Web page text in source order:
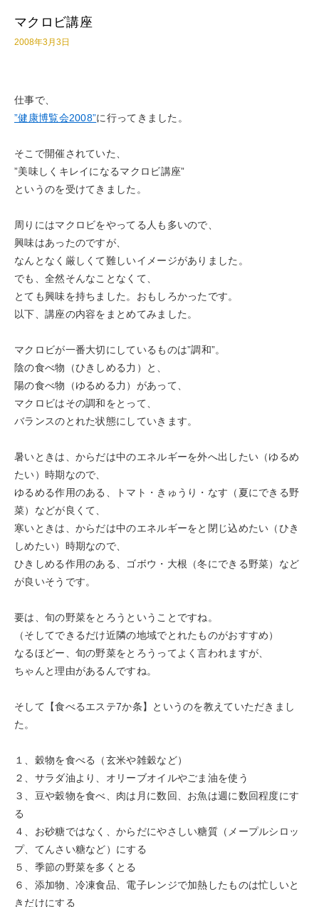
マクロビ講座
2008年3月3日
仕事で、
”健康博覧会2008”に行ってきました。
そこで開催されていた、
”美味しくキレイになるマクロビ講座”
というのを受けてきました。
周りにはマクロビをやってる人も多いので、
興味はあったのですが、
なんとなく厳しくて難しいイメージがありました。
でも、全然そんなことなくて、
とても興味を持ちました。おもしろかったです。
以下、講座の内容をまとめてみました。
マクロビが一番大切にしているものは”調和”。
陰の食べ物（ひきしめる力）と、
陽の食べ物（ゆるめる力）があって、
マクロビはその調和をとって、
バランスのとれた状態にしていきます。
暑いときは、からだは中のエネルギーを外へ出したい（ゆるめ
たい）時期なので、
ゆるめる作用のある、トマト・きゅうり・なす（夏にできる野
菜）などが良くて、
寒いときは、からだは中のエネルギーをと閉じ込めたい（ひき
しめたい）時期なので、
ひきしめる作用のある、ゴボウ・大根（冬にできる野菜）など
が良いそうです。
要は、旬の野菜をとろうということですね。
（そしてできるだけ近隣の地域でとれたものがおすすめ）
なるほどー、旬の野菜をとろうってよく言われますが、
ちゃんと理由があるんですね。
そして【食べるエステ7か条】というのを教えていただきまし
た。
１、穀物を食べる（玄米や雑穀など）
２、サラダ油より、オリーブオイルやごま油を使う
３、豆や穀物を食べ、肉は月に数回、お魚は週に数回程度にす
る
４、お砂糖ではなく、からだにやさしい糖質（メープルシロッ
プ、てんさい糖など）にする
５、季節の野菜を多くとる
６、添加物、冷凍食品、電子レンジで加熱したものは忙しいと
きだけにする